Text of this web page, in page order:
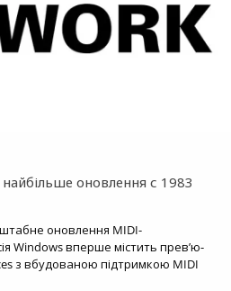
оновлення с 1983
оновлення MIDI-
Windows вперше містить прев’ю-
з вбудованою підтримкою MIDI